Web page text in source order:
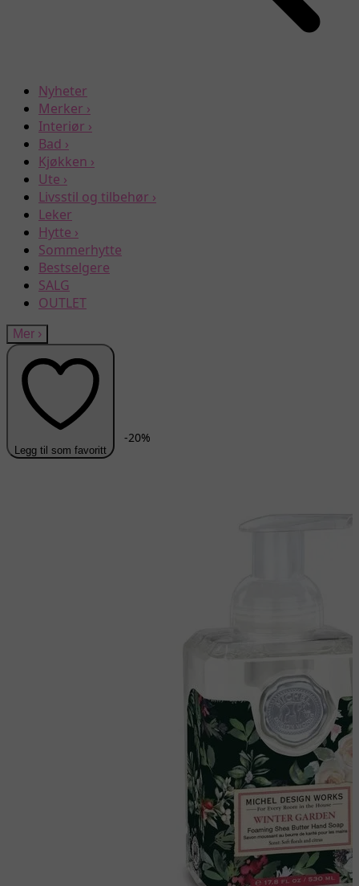
Nyheter
Merker ›
Interiør ›
Bad ›
Kjøkken ›
Ute ›
Livsstil og tilbehør ›
Leker
Hytte ›
Sommerhytte
Bestselgere
SALG
OUTLET
Mer ›
Legg til som favoritt
-20%